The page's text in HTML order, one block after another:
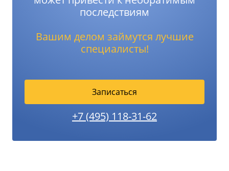
последствиям
Вашим делом займутся лучшие
специалисты!
Записаться
+7 (495) 118-31-62